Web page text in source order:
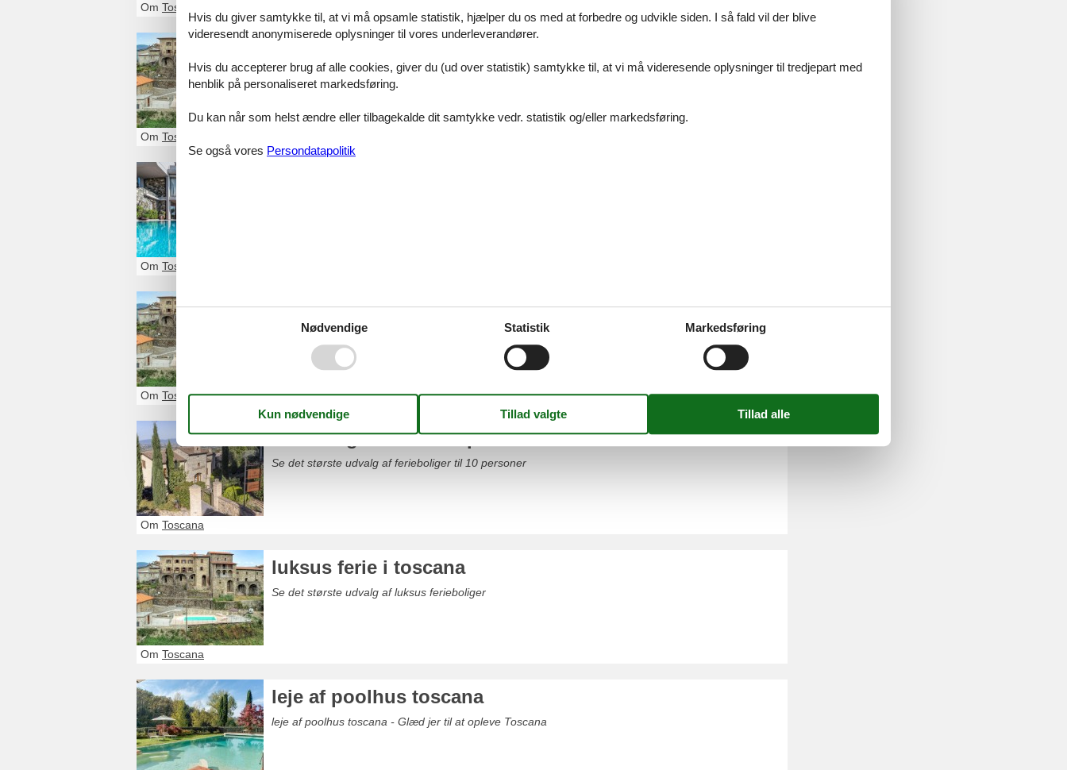
Om Toscana
Se det største udvalg af luksus ferieboliger
Om Toscana
Om Toscana
luksushuse toscana
luksushuse toscana - Glæd jer til at opleve Toscana
Om Toscana
feriebolig toscana 10 personer
Se det største udvalg af ferieboliger til 10 personer
Om Toscana
luksus ferie i toscana
Se det største udvalg af luksus ferieboliger
Om Toscana
leje af poolhus toscana
leje af poolhus toscana - Glæd jer til at opleve Toscana
Hvis du giver samtykke til, at vi må opsamle statistik, hjælper du os med at forbedre og udvikle siden. I så fald vil der blive
videresendt anonymiserede oplysninger til vores underleverandører.
Hvis du accepterer brug af alle cookies, giver du (ud over statistik) samtykke til, at vi må videresende oplysninger til tredjepart med
henblik på personaliseret markedsføring.
Du kan når som helst ændre eller tilbagekalde dit samtykke vedr. statistik og/eller markedsføring.
Se også vores Persondatapolitik
Nødvendige Statistik Markedsføring